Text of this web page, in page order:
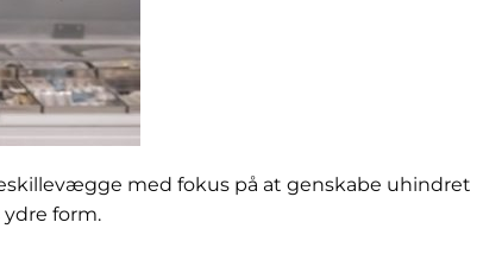
med fokus på at genskabe uhindret
form.